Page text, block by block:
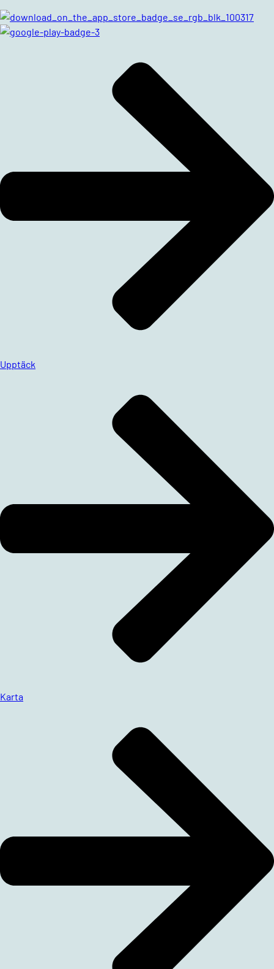
Upptäck
Karta